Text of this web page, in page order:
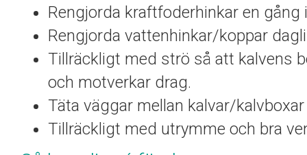
Rengjorda kraftfoderhinkar en gång
Rengjorda vattenhinkar/koppar
Tillräckligt med strö så att kalvens
och motverkar drag.
Täta väggar mellan kalvar/
Tillräckligt med utrymme och bra